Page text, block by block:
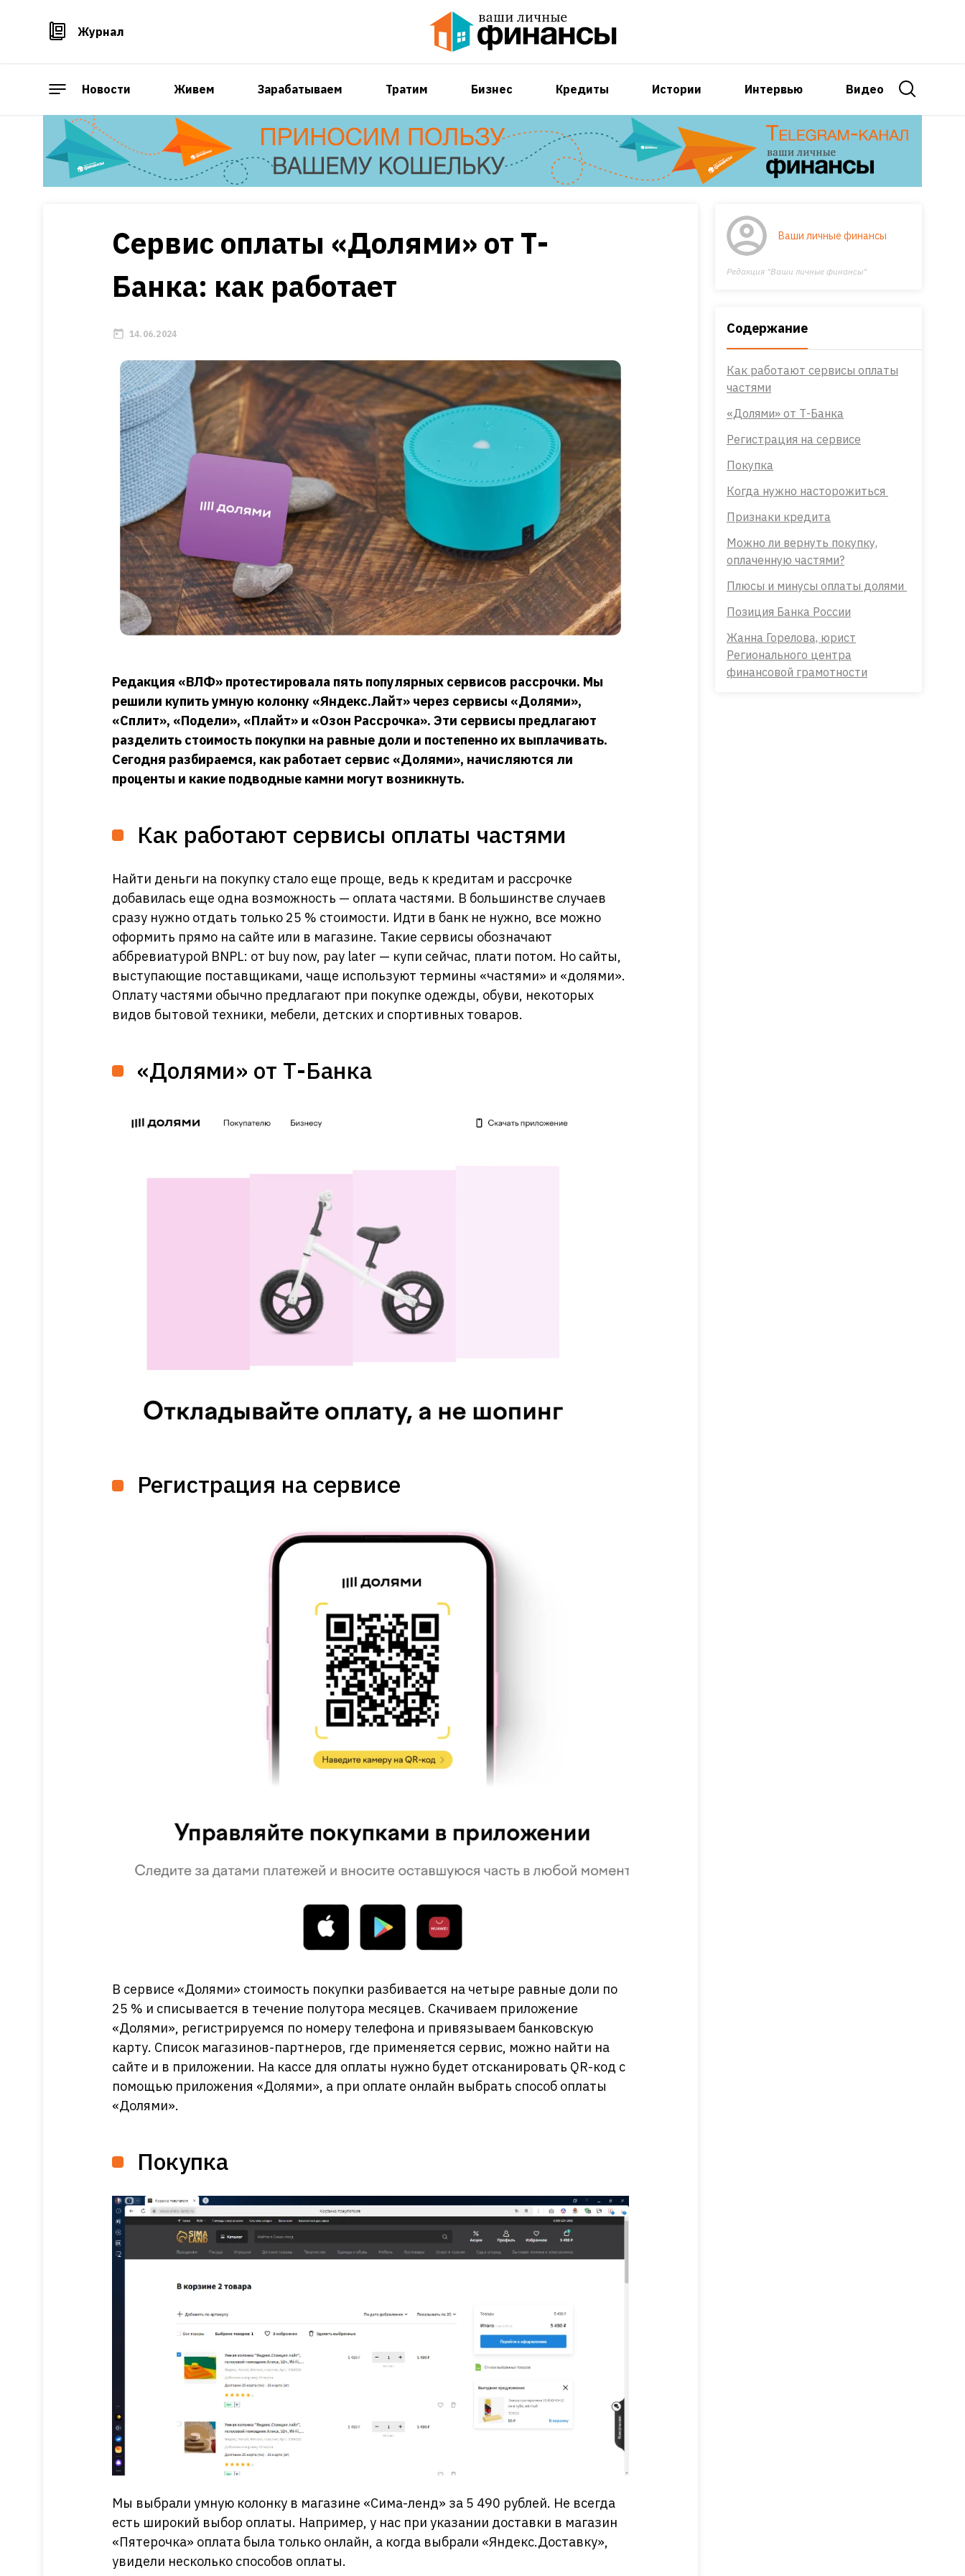
Журнал
Новости Живем Зарабатываем Тратим Бизнес Кредиты Истории Интервью Видео
Сервис оплаты «Долями» от Т-
Банка: как работает
14.06.2024
Ваши личные финансы
Редакция "Ваши личные финансы"
Содержание
Как работают сервисы оплаты
частями
«Долями» от Т-Банка
Регистрация на сервисе
Покупка
Когда нужно насторожиться
Признаки кредита
Можно ли вернуть покупку,
оплаченную частями?
Плюсы и минусы оплаты долями
Позиция Банка России
Жанна Горелова, юрист
Регионального центра
финансовой грамотности
Редакция «ВЛФ» протестировала пять популярных сервисов рассрочки. Мы
решили купить умную колонку «Яндекс.Лайт» через сервисы «Долями»,
«Сплит», «Подели», «Плайт» и «Озон Рассрочка». Эти сервисы предлагают
разделить стоимость покупки на равные доли и постепенно их выплачивать.
Сегодня разбираемся, как работает сервис «Долями», начисляются ли
проценты и какие подводные камни могут возникнуть.
Как работают сервисы оплаты частями
Найти деньги на покупку стало еще проще, ведь к кредитам и рассрочке
добавилась еще одна возможность — оплата частями. В большинстве случаев
сразу нужно отдать только 25 % стоимости. Идти в банк не нужно, все можно
оформить прямо на сайте или в магазине. Такие сервисы обозначают
аббревиатурой BNPL: от buy now, pay later — купи сейчас, плати потом. Но сайты,
выступающие поставщиками, чаще используют термины «частями» и «долями».
Оплату частями обычно предлагают при покупке одежды, обуви, некоторых
видов бытовой техники, мебели, детских и спортивных товаров.
«Долями» от Т-Банка
Регистрация на сервисе
В сервисе «Долями» стоимость покупки разбивается на четыре равные доли по
25 % и списывается в течение полутора месяцев. Скачиваем приложение
«Долями», регистрируемся по номеру телефона и привязываем банковскую
карту. Список магазинов-партнеров, где применяется сервис, можно найти на
сайте и в приложении. На кассе для оплаты нужно будет отсканировать QR-код с
помощью приложения «Долями», а при оплате онлайн выбрать способ оплаты
«Долями».
Покупка
Мы выбрали умную колонку в магазине «Сима-ленд» за 5 490 рублей. Не всегда
есть широкий выбор оплаты. Например, у нас при указании доставки в магазин
«Пятерочка» оплата была только онлайн, а когда выбрали «Яндекс.Доставку»,
увидели несколько способов оплаты.